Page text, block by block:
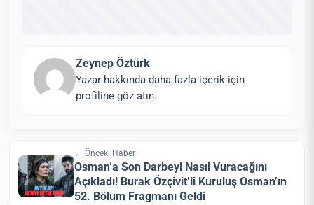
Zeynep Öztürk
Yazar hakkında daha fazla içerik için
profiline göz atın.
← Önceki Haber
Osman’a Son Darbeyi Nasıl Vuracağını
Açıkladı! Burak Özçivit’li Kuruluş Osman’ın
52. Bölüm Fragmanı Geldi